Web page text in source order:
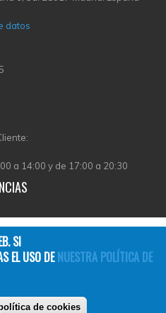
datos
a 14:00 y de 17:00 a 20:30
SI
EL USO DENUESTRA POLÍTICA DE
de cookies